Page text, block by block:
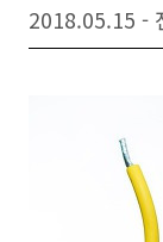
2018.05.15 -